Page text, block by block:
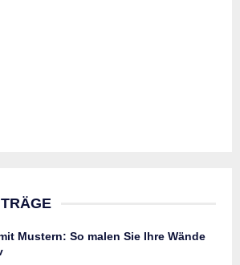
Mustern: So malen Sie Ihre Wände